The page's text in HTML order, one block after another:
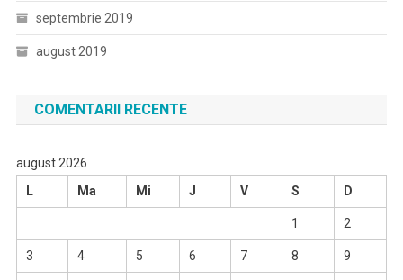
septembrie 2019
august 2019
COMENTARII RECENTE
august 2026
L
Ma Mi J V S D
1 2
3 4 5 6 7 8 9